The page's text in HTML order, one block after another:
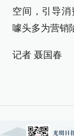
空间，引导消
噱头多为营销
记者 聂国春